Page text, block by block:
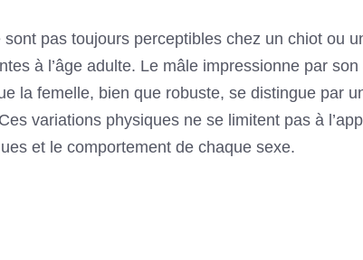
pas toujours perceptibles chez un chiot ou
à l’âge adulte. Le mâle impressionne par son
la femelle, bien que robuste, se distingue par
variations physiques ne se limitent pas à
et le comportement de chaque sexe.